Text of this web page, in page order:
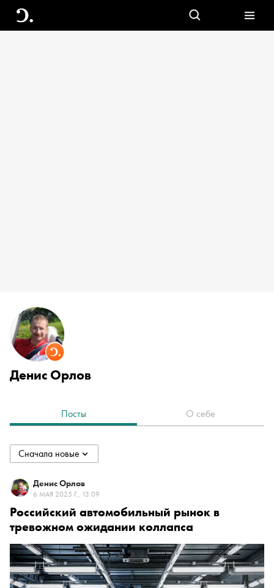
Денис Орлов
Посты О себе
Сначала новые
collapsed
Сначала новые
Сначала старые
По популярности
Денис Орлов
6 МАЯ 2025 Г., 13:09
Российский автомобильный рынок в
тревожном ожидании коллапса